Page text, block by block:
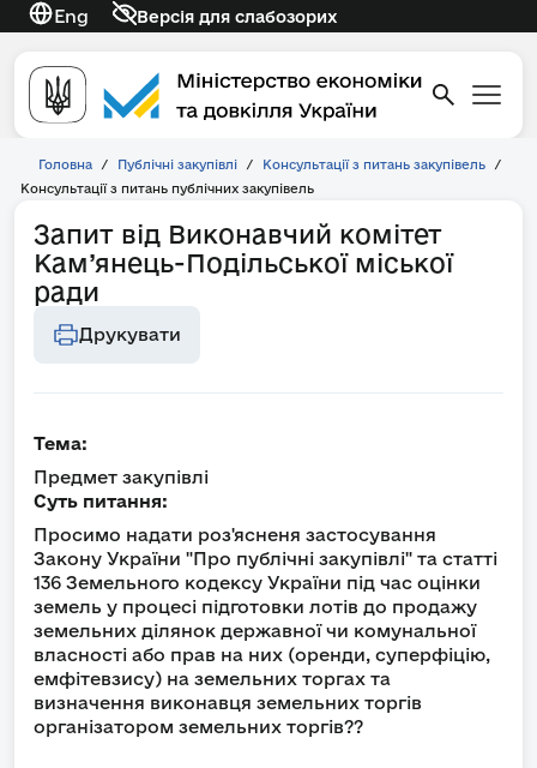
Eng Версія для слабозорих
Головна / Публічні закупівлі / Консультації з питань закупівель
/
Консультації з питань публічних закупівель
Запит від Виконавчий комітет
Кам’янець-Подільської міської
ради
Друкувати
Тема:
Предмет закупівлі
Суть питання:
Просимо надати роз'ясненя застосування
Закону України "Про публічні закупівлі" та статті
136 Земельного кодексу України під час оцінки
земель у процесі підготовки лотів до продажу
земельних ділянок державної чи комунальної
власності або прав на них (оренди, суперфіцію,
емфітевзису) на земельних торгах та
визначення виконавця земельних торгів
організатором земельних торгів??